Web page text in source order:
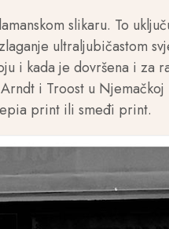
slikaru. To
ultraljubičastom
i kada je dovršena i za
i Troost u
print ili smeđi print.